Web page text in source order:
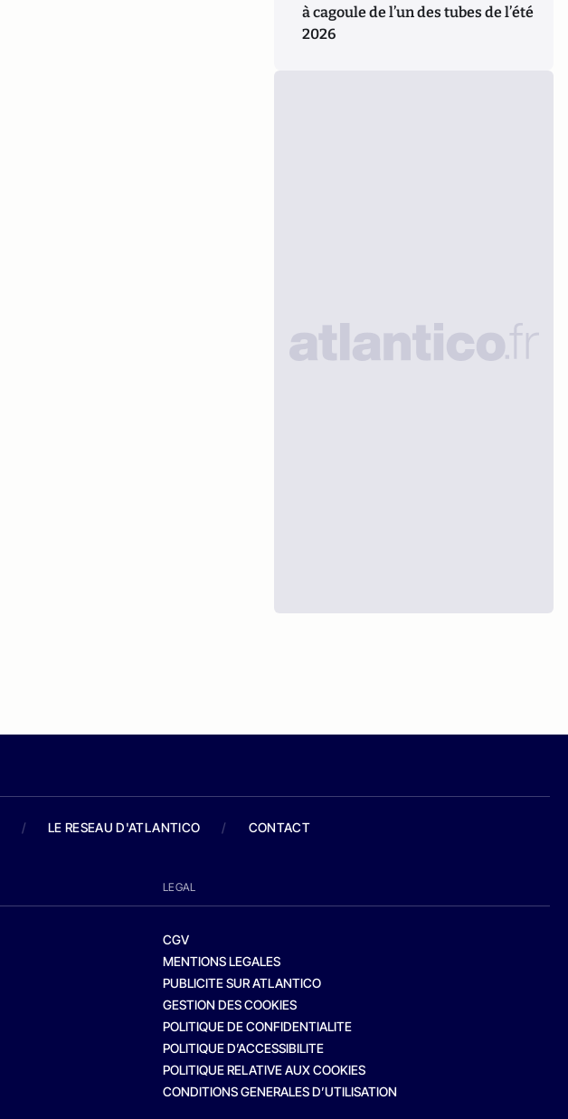
à cagoule de l’un des tubes de l’été
2026
/ LE RESEAU D'ATLANTICO / CONTACT
LEGAL
CGV
MENTIONS LEGALES
PUBLICITE SUR ATLANTICO
GESTION DES COOKIES
POLITIQUE DE CONFIDENTIALITE
POLITIQUE D’ACCESSIBILITE
POLITIQUE RELATIVE AUX COOKIES
CONDITIONS GENERALES D’UTILISATION